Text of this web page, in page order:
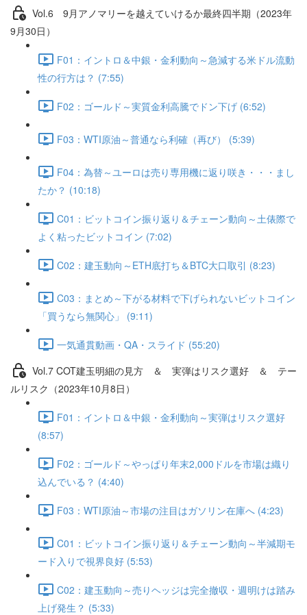
Vol.6 9⽉アノマリーを越えていけるか最終四半期（2023年
9月30日）
F01：イントロ＆中銀・金利動向～急減する米ドル流動
性の行方は？ (7:55)
F02：ゴールド～実質金利高騰でドン下げ (6:52)
F03：WTI原油～普通なら利確（再び） (5:39)
F04：為替～ユーロは売り専用機に返り咲き・・・まし
たか？ (10:18)
C01：ビットコイン振り返り＆チェーン動向～土俵際で
よく粘ったビットコイン (7:02)
C02：建玉動向～ETH底打ち＆BTC大口取引 (8:23)
C03：まとめ～下がる材料で下げられないビットコイン
「買うなら無関心」 (9:11)
一気通貫動画・QA・スライド (55:20)
Vol.7 COT建⽟明細の⾒⽅ ＆ 実弾はリスク選好 ＆ テー
ルリスク（2023年10月8日）
F01：イントロ＆中銀・金利動向～実弾はリスク選好
(8:57)
F02：ゴールド～やっぱり年末2,000ドルを市場は織り
込んでいる？ (4:40)
F03：WTI原油～市場の注目はガソリン在庫へ (4:23)
C01：ビットコイン振り返り＆チェーン動向～半減期モ
ード入りで視界良好 (5:53)
C02：建玉動向～売りヘッジは完全撤収・週明けは踏み
上げ発生？ (5:33)